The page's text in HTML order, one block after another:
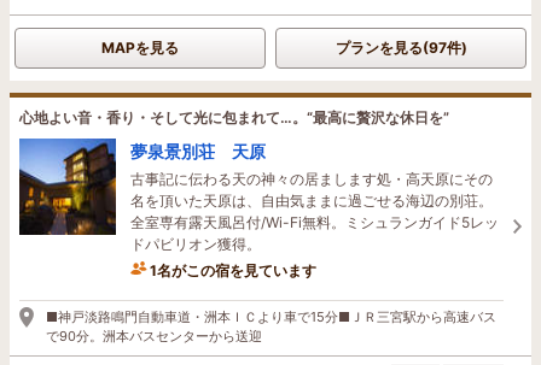
MAPを見る プランを見る(97件)
心地よい音・香り・そして光に包まれて…。“最高に贅沢な休日を”
夢泉景別荘 天原
古事記に伝わる天の神々の居まします処・高天原にその
名を頂いた天原は、自由気ままに過ごせる海辺の別荘。
全室専有露天風呂付/Wi-Fi無料。ミシュランガイド5レッ
ドパビリオン獲得。
1名がこの宿を見ています
14分前に予約されました
■神戸淡路鳴門自動車道・洲本ＩＣより車で15分■ＪＲ三宮駅から高速バス
で90分。洲本バスセンターから送迎